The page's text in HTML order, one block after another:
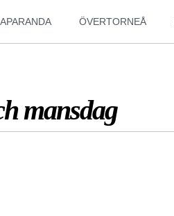
ÖVERTORNEÅ
mansdag